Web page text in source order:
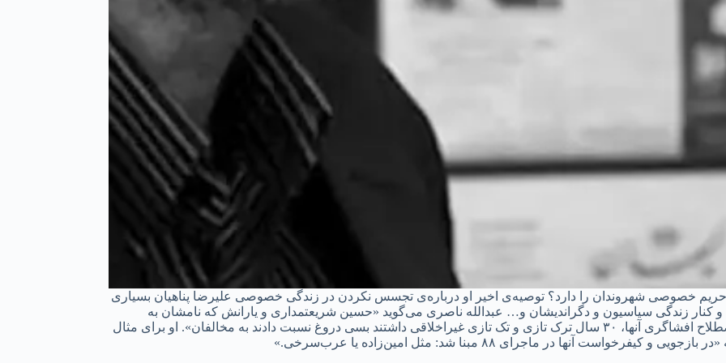
خصوصی شهروندان را دارد؟ توصیه‌ی اخیر او درباره‌ی تجسس نکردن در زندگی خصوصی علیرضا پناهیان بسیاری
و کنار زندگی سیاسیون و دگراندیشان و… عبدالله ناصری می‌گوید «حسین شریعتمداری ‌و یارانش که نامشان به
اختصار گروه حشوی است، با سرک کشیدن در زندگی مخالفان و به اصطلاح افشاگری آنها، ۳۰ سال ترک تازی و تک تازی غیراخلاقی داشتند بسی دروغ نسبت دادند به مخالفان». او برای مثال
آنها در ماجرای ۸۸ مبنا شد: مثل امین‌زاده یا عرب‌سرخی.»